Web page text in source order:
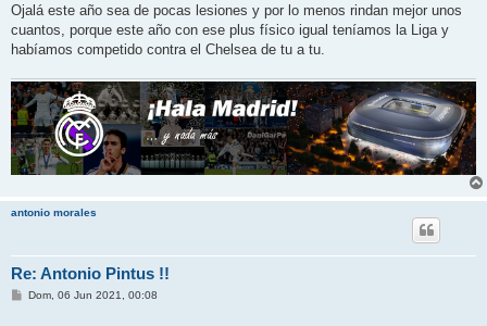
Ojalá este año sea de pocas lesiones y por lo menos rindan mejor unos
cuantos, porque este año con ese plus físico igual teníamos la Liga y
habíamos competido contra el Chelsea de tu a tu.
antonio morales
Re: Antonio Pintus !!
MDom, 06 Jun 2021, 00:08